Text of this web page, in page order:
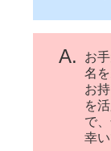
A.
お
名
お
を
で
幸い